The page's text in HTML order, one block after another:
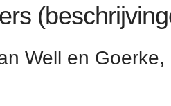
Well en Goerke,